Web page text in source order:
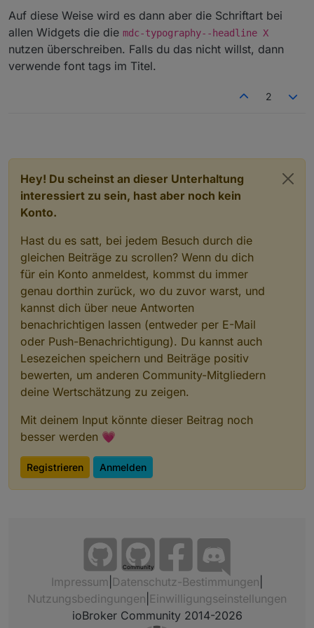
  font-family: Jura-Regular;
}
Auf diese Weise wird es dann aber die Schriftart bei
allen Widgets die die mdc-typography--headline X
nutzen überschreiben. Falls du das nicht willst, dann
verwende font tags im Titel.
2
Hey! Du scheinst an dieser Unterhaltung
interessiert zu sein, hast aber noch kein
Konto.
Hast du es satt, bei jedem Besuch durch die
gleichen Beiträge zu scrollen? Wenn du dich
für ein Konto anmeldest, kommst du immer
genau dorthin zurück, wo du zuvor warst, und
kannst dich über neue Antworten
benachrichtigen lassen (entweder per E-Mail
oder Push-Benachrichtigung). Du kannst auch
Lesezeichen speichern und Beiträge positiv
bewerten, um anderen Community-Mitgliedern
deine Wertschätzung zu zeigen.
Mit deinem Input könnte dieser Beitrag noch
besser werden 💗
Registrieren Anmelden
Community
Impressum Datenschutz-Bestimmungen
Nutzungsbedingungen Einwilligungseinstellungen
ioBroker Community 2014-2026